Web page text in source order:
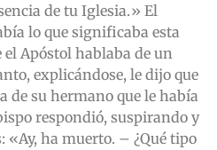
de tu Iglesia.» El
lo que significaba esta
Apóstol hablaba de un
explicándose, le dijo que
de su hermano que le había
respondió, suspirando y
«Ay, ha muerto. – ¿Qué tipo